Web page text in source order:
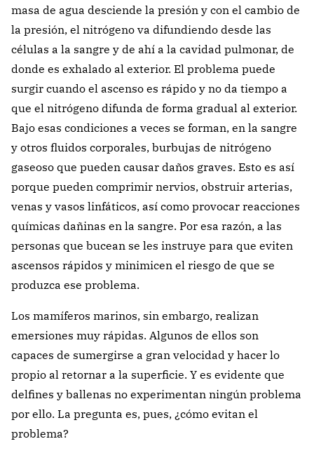
masa de agua desciende la presión y con el cambio de
la presión, el nitrógeno va difundiendo desde las
células a la sangre y de ahí a la cavidad pulmonar, de
donde es exhalado al exterior. El problema puede
surgir cuando el ascenso es rápido y no da tiempo a
que el nitrógeno difunda de forma gradual al exterior.
Bajo esas condiciones a veces se forman, en la sangre
y otros fluidos corporales, burbujas de nitrógeno
gaseoso que pueden causar daños graves. Esto es así
porque pueden comprimir nervios, obstruir arterias,
venas y vasos linfáticos, así como provocar reacciones
químicas dañinas en la sangre. Por esa razón, a las
personas que bucean se les instruye para que eviten
ascensos rápidos y minimicen el riesgo de que se
produzca ese problema.
Los mamíferos marinos, sin embargo, realizan
emersiones muy rápidas. Algunos de ellos son
capaces de sumergirse a gran velocidad y hacer lo
propio al retornar a la superficie. Y es evidente que
delfines y ballenas no experimentan ningún problema
por ello. La pregunta es, pues, ¿cómo evitan el
problema?